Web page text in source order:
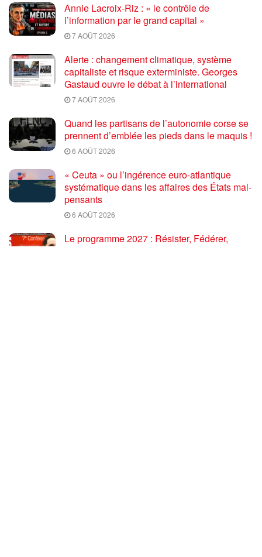
Annie Lacroix-Riz : « le contrôle de
l’information par le grand capital »
7 AOÛT 2026
Alerte : changement climatique, système
capitaliste et risque exterministe. Georges
Gastaud ouvre le débat à l’international
7 AOÛT 2026
Quand les partisans de l’autonomie corse se
prennent d’emblée les pieds dans le maquis !
6 AOÛT 2026
« Ceuta » ou l’ingérence euro-atlantique
systématique dans les affaires des États mal-
pensants
6 AOÛT 2026
Le programme 2027 : Résister, Fédérer,